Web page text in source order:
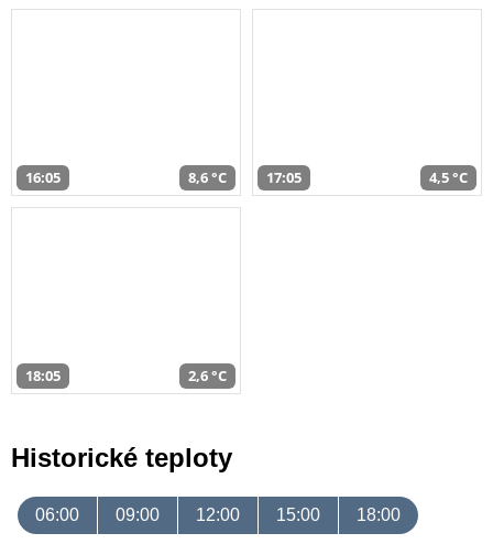
16:05 8,6 °C 17:05 4,5 °C
18:05 2,6 °C
Historické teploty
06:00 09:00 12:00 15:00 18:00